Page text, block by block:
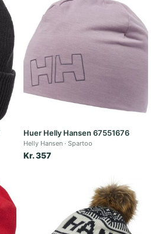
Huer Helly Hansen 67551676
Helly Hansen Spartoo
Kr. 357